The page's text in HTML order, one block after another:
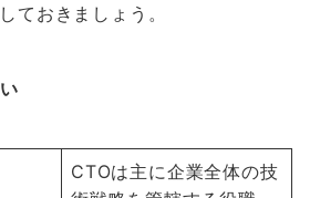
ておきましょう。
CTOは主に企業全体の技